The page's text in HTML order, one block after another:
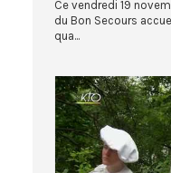
Ce vendredi 19
du Bon Secours
qua...